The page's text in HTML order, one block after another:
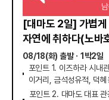
[대마도 2일] 가볍
자연에 취하다(노바
08/18(화) 출발ㆍ1박2일
포인트 1. 이즈하라 시내
이거리, 금석성유적, 덕
포인트 2. 대마도 대표